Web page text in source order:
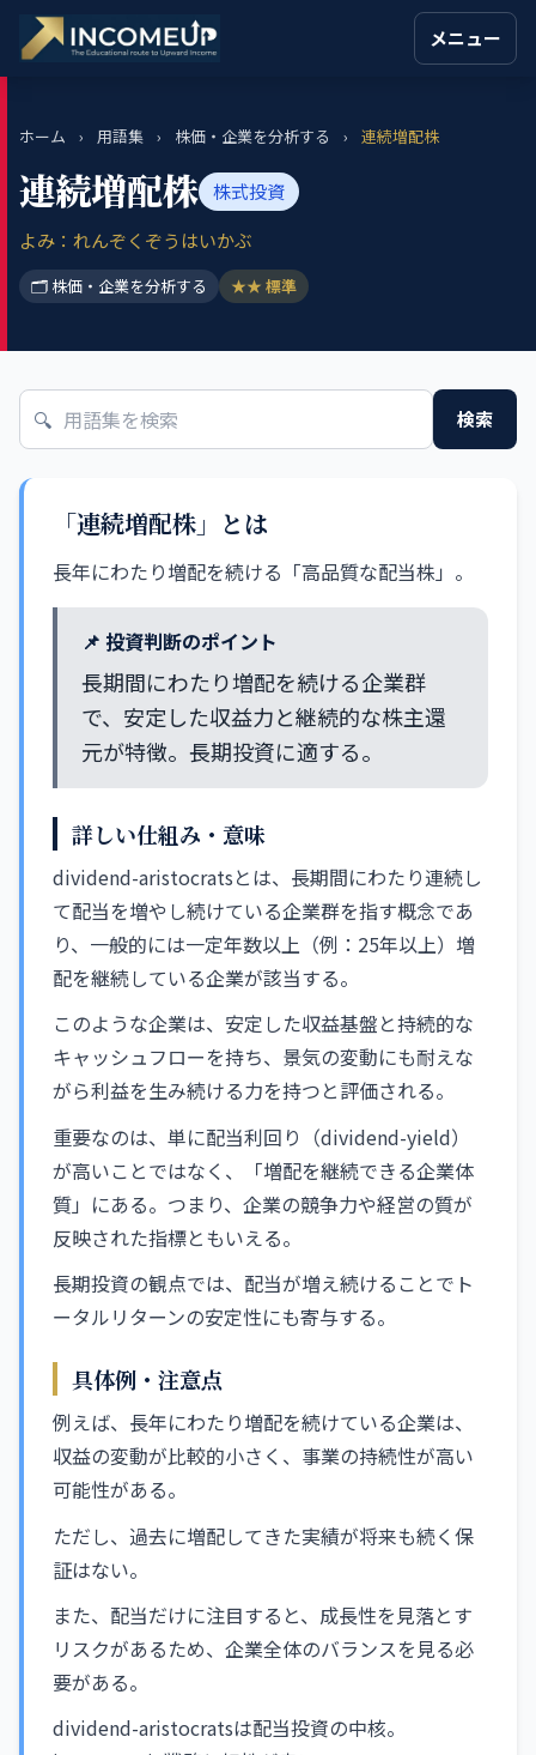
メニュー
ホーム › 用語集 › 株価・企業を分析する › 連続増配株
連続増配株 株式投資
よみ：れんぞくぞうはいかぶ
🗂 株価・企業を分析する ★★ 標準
🔍 検索
「連続増配株」とは
長年にわたり増配を続ける「高品質な配当株」。
📌 投資判断のポイント
長期間にわたり増配を続ける企業群
で、安定した収益力と継続的な株主還
元が特徴。長期投資に適する。
詳しい仕組み・意味
dividend-aristocratsとは、長期間にわたり連続し
て配当を増やし続けている企業群を指す概念であ
り、一般的には一定年数以上（例：25年以上）増
配を継続している企業が該当する。
このような企業は、安定した収益基盤と持続的な
キャッシュフローを持ち、景気の変動にも耐えな
がら利益を生み続ける力を持つと評価される。
重要なのは、単に配当利回り（dividend-yield）
が高いことではなく、「増配を継続できる企業体
質」にある。つまり、企業の競争力や経営の質が
反映された指標ともいえる。
長期投資の観点では、配当が増え続けることでト
ータルリターンの安定性にも寄与する。
具体例・注意点
例えば、長年にわたり増配を続けている企業は、
収益の変動が比較的小さく、事業の持続性が高い
可能性がある。
ただし、過去に増配してきた実績が将来も続く保
証はない。
また、配当だけに注目すると、成長性を見落とす
リスクがあるため、企業全体のバランスを見る必
要がある。
dividend-aristocratsは配当投資の中核。